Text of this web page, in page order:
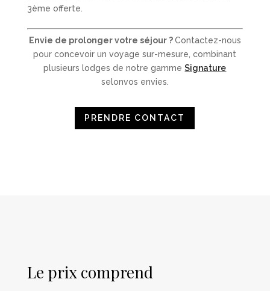
3ème offerte.
Envie de prolonger votre séjour ?Contactez-nous
pour concevoir un voyage sur-mesure, combinant
plusieurs lodges de notre gammeSignature
selonvos envies.
PRENDRE CONTACT
Le prix comprend